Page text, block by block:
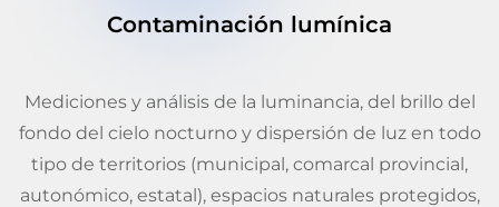
Contaminación lumínica
Mediciones y análisis de la luminancia, del brillo del
fondo del cielo nocturno y dispersión de luz en todo
tipo de territorios (municipal, comarcal provincial,
autonómico, estatal), espacios naturales protegidos,